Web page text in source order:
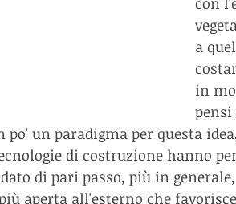
a
in
pensi
po' un paradigma per questa
di costruzione hanno
di pari passo, più in
aperta all'esterno che